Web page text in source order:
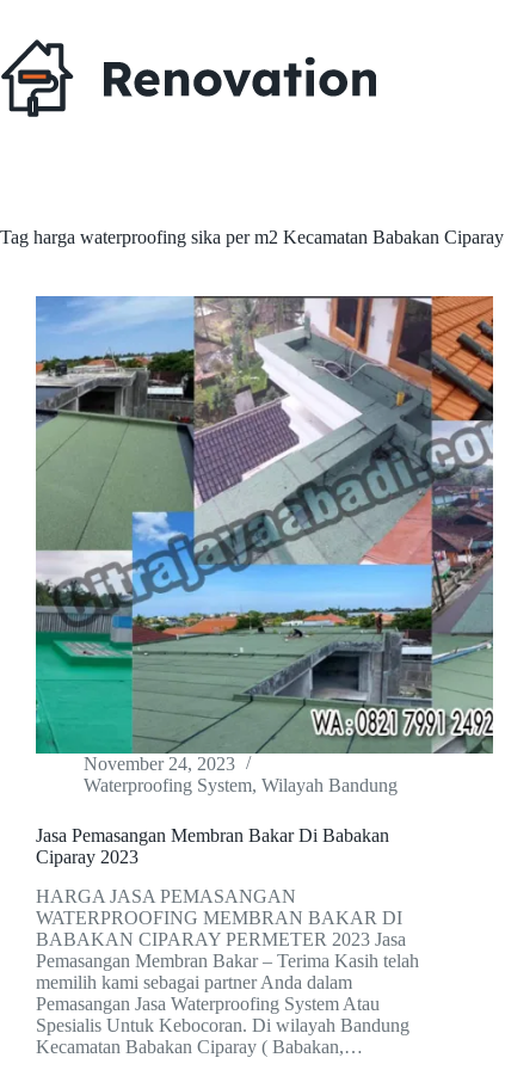
content
Tag harga waterproofing sika per m2 Kecamatan Babakan Ciparay
November 24, 2023
Waterproofing System, Wilayah Bandung
Jasa Pemasangan Membran Bakar Di Babakan
Ciparay 2023
HARGA JASA PEMASANGAN
WATERPROOFING MEMBRAN BAKAR DI
BABAKAN CIPARAY PERMETER 2023 Jasa
Pemasangan Membran Bakar – Terima Kasih telah
memilih kami sebagai partner Anda dalam
Pemasangan Jasa Waterproofing System Atau
Spesialis Untuk Kebocoran. Di wilayah Bandung
Kecamatan Babakan Ciparay ( Babakan,…